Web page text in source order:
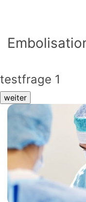
testfrage 1